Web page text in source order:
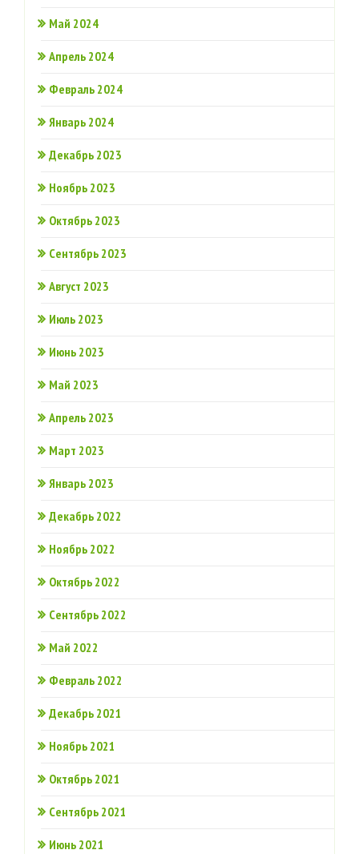
Май 2024
Апрель 2024
Февраль 2024
Январь 2024
Декабрь 2023
Ноябрь 2023
Октябрь 2023
Сентябрь 2023
Август 2023
Июль 2023
Июнь 2023
Май 2023
Апрель 2023
Март 2023
Январь 2023
Декабрь 2022
Ноябрь 2022
Октябрь 2022
Сентябрь 2022
Май 2022
Февраль 2022
Декабрь 2021
Ноябрь 2021
Октябрь 2021
Сентябрь 2021
Июнь 2021